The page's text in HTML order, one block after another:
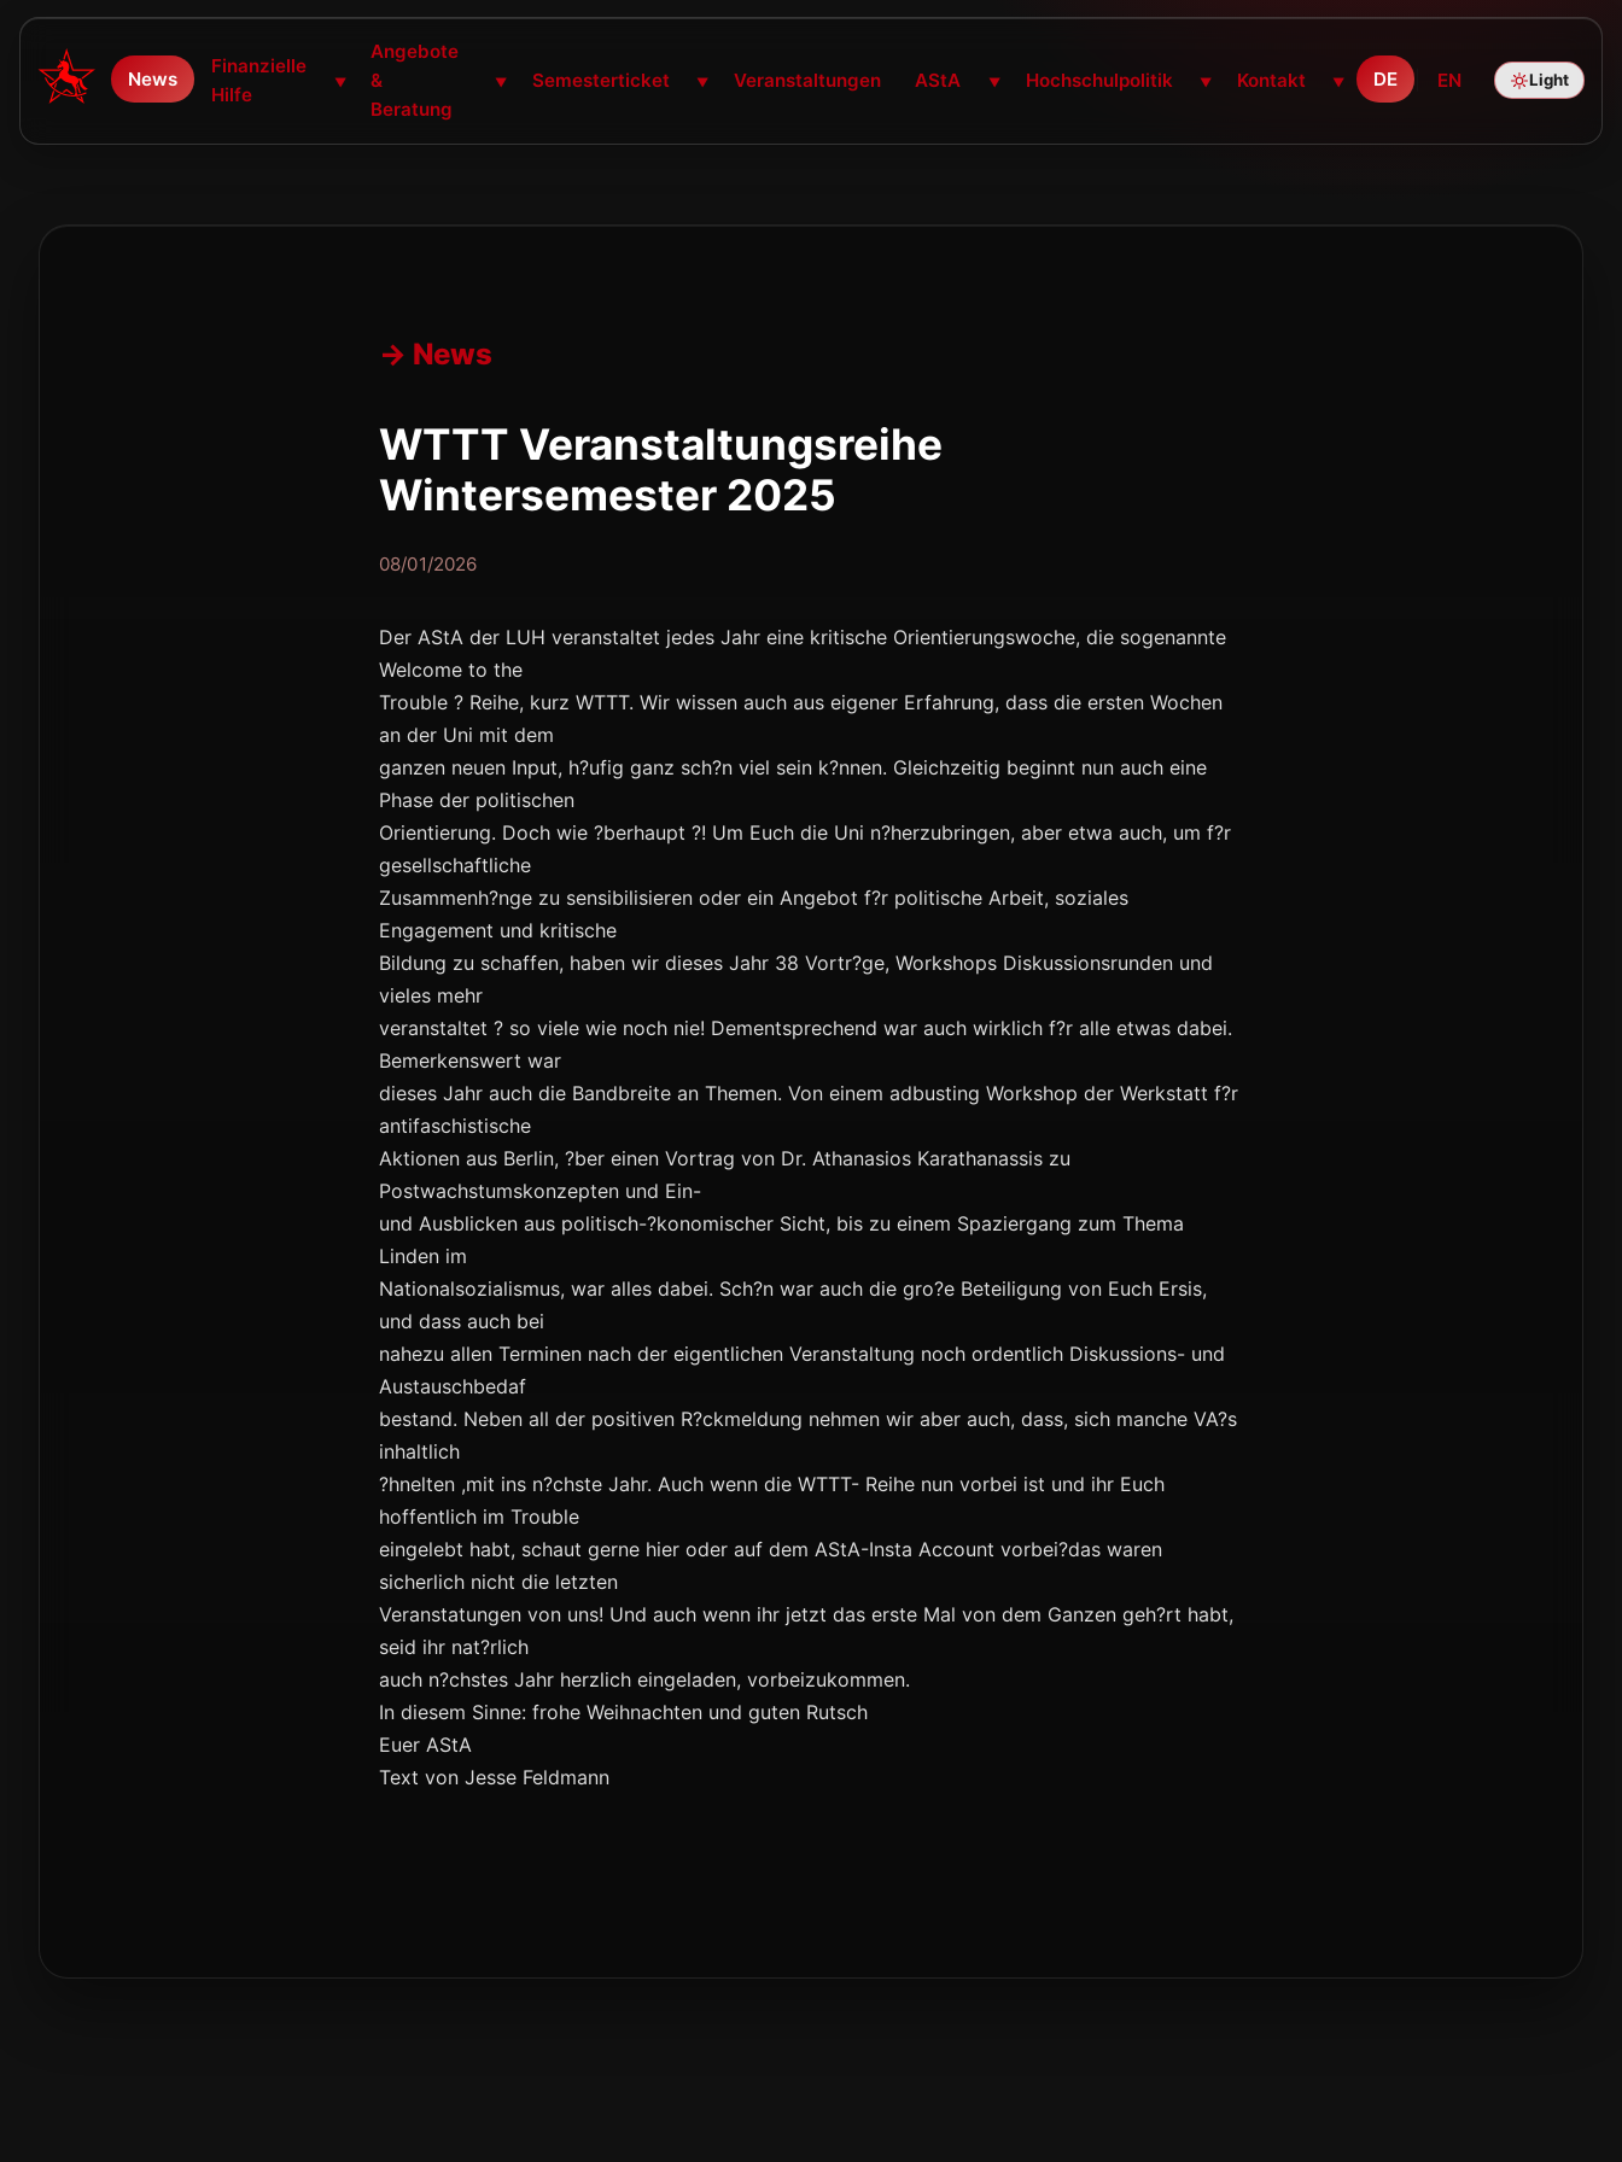
News
Finanzielle
Hilfe
▼
Angebote
&
Beratung
▼ Semesterticket ▼ Veranstaltungen AStA ▼ Hochschulpolitik ▼ Kontakt ▼ DE EN Light
→ News
WTTT Veranstaltungsreihe
Wintersemester 2025
08/01/2026
Der AStA der LUH veranstaltet jedes Jahr eine kritische Orientierungswoche, die sogenannte
Welcome to the
Trouble ? Reihe, kurz WTTT. Wir wissen auch aus eigener Erfahrung, dass die ersten Wochen
an der Uni mit dem
ganzen neuen Input, h?ufig ganz sch?n viel sein k?nnen. Gleichzeitig beginnt nun auch eine
Phase der politischen
Orientierung. Doch wie ?berhaupt ?! Um Euch die Uni n?herzubringen, aber etwa auch, um f?r
gesellschaftliche
Zusammenh?nge zu sensibilisieren oder ein Angebot f?r politische Arbeit, soziales
Engagement und kritische
Bildung zu schaffen, haben wir dieses Jahr 38 Vortr?ge, Workshops Diskussionsrunden und
vieles mehr
veranstaltet ? so viele wie noch nie! Dementsprechend war auch wirklich f?r alle etwas dabei.
Bemerkenswert war
dieses Jahr auch die Bandbreite an Themen. Von einem adbusting Workshop der Werkstatt f?r
antifaschistische
Aktionen aus Berlin, ?ber einen Vortrag von Dr. Athanasios Karathanassis zu
Postwachstumskonzepten und Ein-
und Ausblicken aus politisch-?konomischer Sicht, bis zu einem Spaziergang zum Thema
Linden im
Nationalsozialismus, war alles dabei. Sch?n war auch die gro?e Beteiligung von Euch Ersis,
und dass auch bei
nahezu allen Terminen nach der eigentlichen Veranstaltung noch ordentlich Diskussions- und
Austauschbedaf
bestand. Neben all der positiven R?ckmeldung nehmen wir aber auch, dass, sich manche VA?s
inhaltlich
?hnelten ,mit ins n?chste Jahr. Auch wenn die WTTT- Reihe nun vorbei ist und ihr Euch
hoffentlich im Trouble
eingelebt habt, schaut gerne hier oder auf dem AStA-Insta Account vorbei?das waren
sicherlich nicht die letzten
Veranstatungen von uns! Und auch wenn ihr jetzt das erste Mal von dem Ganzen geh?rt habt,
seid ihr nat?rlich
auch n?chstes Jahr herzlich eingeladen, vorbeizukommen.
In diesem Sinne: frohe Weihnachten und guten Rutsch
Euer AStA
Text von Jesse Feldmann